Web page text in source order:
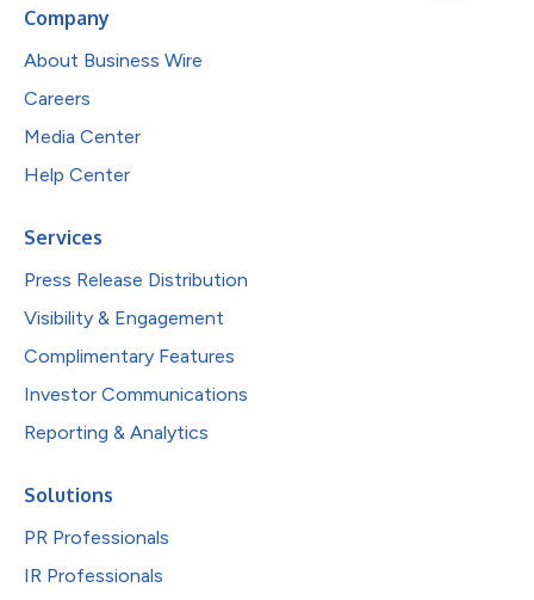
Company
About Business Wire
Careers
Media Center
Help Center
Services
Press Release Distribution
Visibility & Engagement
Complimentary Features
Investor Communications
Reporting & Analytics
Solutions
PR Professionals
IR Professionals